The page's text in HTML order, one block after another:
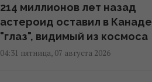
214 миллионов лет назад
астероид оставил в Канаде
"глаз", видимый из космоса
04:31 пятница, 07 августа 2026